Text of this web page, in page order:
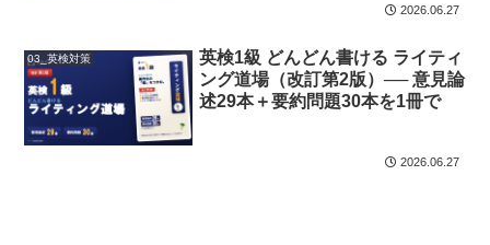
2026.06.27
03_英検対策
英検1級 どんどん書ける ライティ
ング道場（改訂第2版）── 意見論
述29本＋要約問題30本を1冊で
2026.06.27